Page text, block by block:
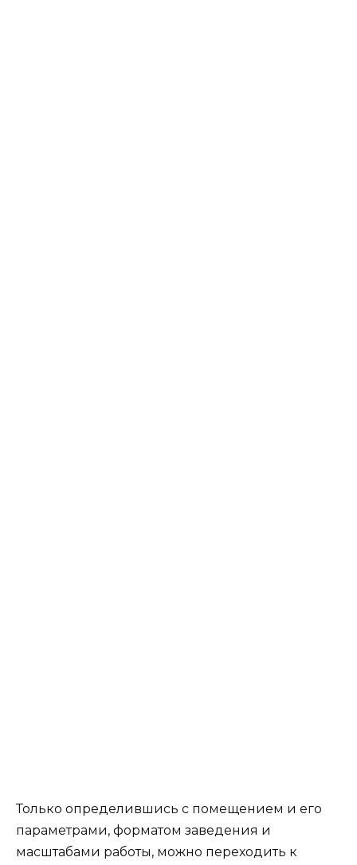
Только определившись с помещением и его
параметрами, форматом заведения и
масштабами работы, можно переходить к